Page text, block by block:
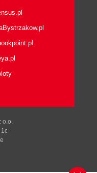
o.o.
1c